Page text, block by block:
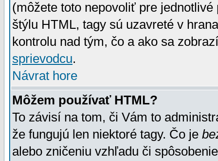
(môžete toto nepovoliť pre
štýlu HTML, tagy sú uzavreté v
kontrolu nad tým, čo a ako sa
sprievodcu.
Návrat hore
Môžem používať HTML?
To závisí na tom, či Vám to
že fungujú len niektoré tagy. Čo je
alebo zničeniu vzhľadu či